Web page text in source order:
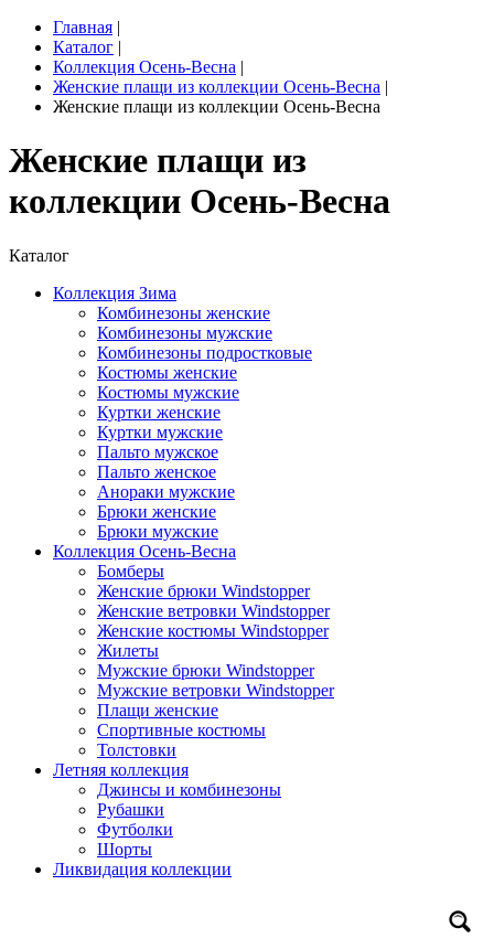
Главная |
Каталог |
Коллекция Осень-Весна |
Женские плащи из коллекции Осень-Весна |
Женские плащи из коллекции Осень-Весна
Женские плащи из
коллекции Осень-Весна
Каталог
Коллекция Зима
Комбинезоны женские
Комбинезоны мужские
Комбинезоны подростковые
Костюмы женские
Костюмы мужские
Куртки женские
Куртки мужские
Пальто мужское
Пальто женское
Анораки мужские
Брюки женские
Брюки мужские
Коллекция Осень-Весна
Бомберы
Женские брюки Windstopper
Женские ветровки Windstopper
Женские костюмы Windstopper
Жилеты
Мужские брюки Windstopper
Мужские ветровки Windstopper
Плащи женские
Спортивные костюмы
Толстовки
Летняя коллекция
Джинсы и комбинезоны
Рубашки
Футболки
Шорты
Ликвидация коллекции